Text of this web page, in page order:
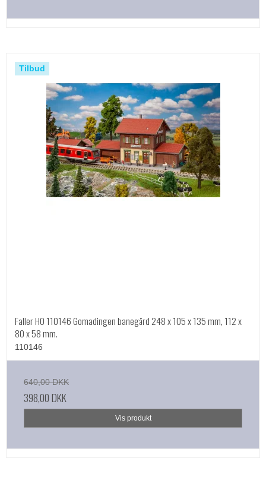
Tilbud
Faller HO 110146 Gomadingen banegård 248 x 105 x 135 mm, 112 x
80 x 58 mm.
110146
640,00 DKK
398,00 DKK
Vis produkt